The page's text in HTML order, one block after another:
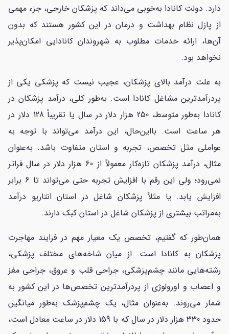
دارد. دولت کانادا به‌خوبی می‌داند که پزشکان خارجی، جزء مهمی
از پازل نظام بهداشت و درمان در این کشور هستند که بدون
آن‌ها، ارائه خدمات مطلوب به شهروندان کانادایی امکان‌پذیر
نخواهد بود.
به علت درآمد بالای پزشکان، عجیب نیست که پزشکی یکی از
پردرآمدترین مشاغل کانادا است. به‌طور کلی، درآمد پزشکان در
کانادا به‌طور متوسط، 250 هزار دلار در سال یا تقریباً 128 دلار در
هر ساعت است. بااین‌حال، این درآمد می‌تواند با توجه به
عواملی مثل تخصص، تجربه و استان متفاوت باشد. به‌عنوان
مثال، درآمد پزشکان تازه‌کار معمولاً از 60 هزار دلار در سال فراتر
نمی‌رود؛ ولی این رقم با افزایش تجربه حتی می‌تواند تا 6 برابر
افزایش یابد. یا مثلاً پزشکان شاغل در استان انتاریو درآمد
به‌مراتب بیشتری از پزشکان شاغل در استان کبک دارند.
همان‌طور که گفتیم، تخصص یک معیار مهم در فرایند مهاجرت
پزشکان به کانادا است. از میان شاخه‌های مختلف پزشکی،
رشته‌هایی مانند چشم‌پزشکی، جراحی قلب و عروق، جراحی مغز
و اعصاب و اورولوژی از پردرآمدترین تخصص‌ها در این کشور به
شمار می‌روند. به‌عنوان مثال، یک چشم‌پزشک به‌طور میانگین
حدود 330 هزار دلار در سال که با 159 دلار در ساعت معادل است،